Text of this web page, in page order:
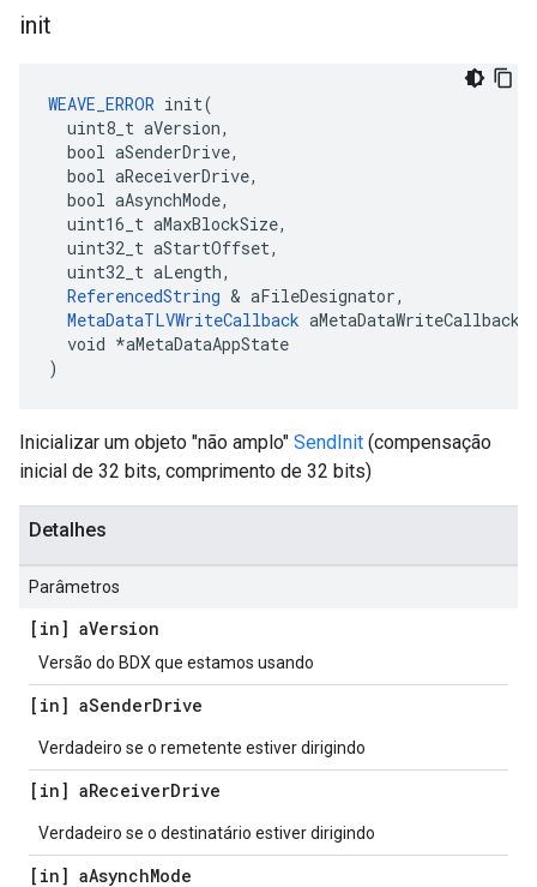
init
WEAVE_ERROR init(
  uint8_t aVersion,
  bool aSenderDrive,
  bool aReceiverDrive,
  bool aAsynchMode,
  uint16_t aMaxBlockSize,
  uint32_t aStartOffset,
  uint32_t aLength,
ReferencedString & aFileDesignator,
MetaDataTLVWriteCallback aMetaDataWriteCallback,
  void *aMetaDataAppState
)
Inicializar um objeto "não amplo" SendInit (compensação
inicial de 32 bits, comprimento de 32 bits)
Detalhes
Parâmetros
[in] aVersion
Versão do BDX que estamos usando
[in] aSenderDrive
Verdadeiro se o remetente estiver dirigindo
[in] aReceiverDrive
Verdadeiro se o destinatário estiver dirigindo
[in] aAsynchMode